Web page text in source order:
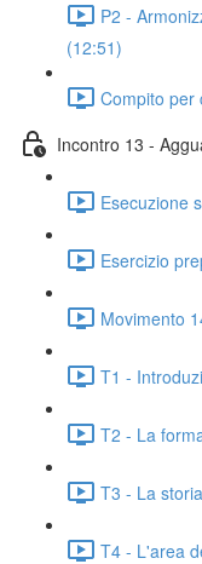
P2 -
(12:51)
Compito per
Incontro 13 -
Esecuzione
Esercizio
Movimento
T1 -
T2 - La
T3 - La
T4 - L'area